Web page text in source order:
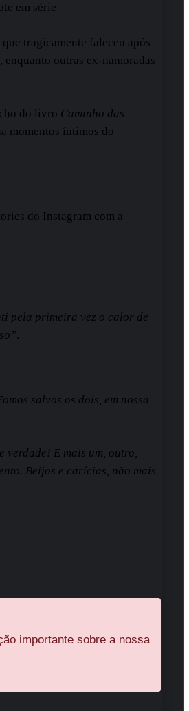
em série
que tragicamente faleceu após
enquanto outras ex-namoradas
do livro Caminho das
momentos íntimos do
do Instagram com a
pela primeira vez o calor de
.
salvos os dois, em nossa
verdade! E mais um, outro,
Beijos e carícias, não mais
importante sobre a nossa